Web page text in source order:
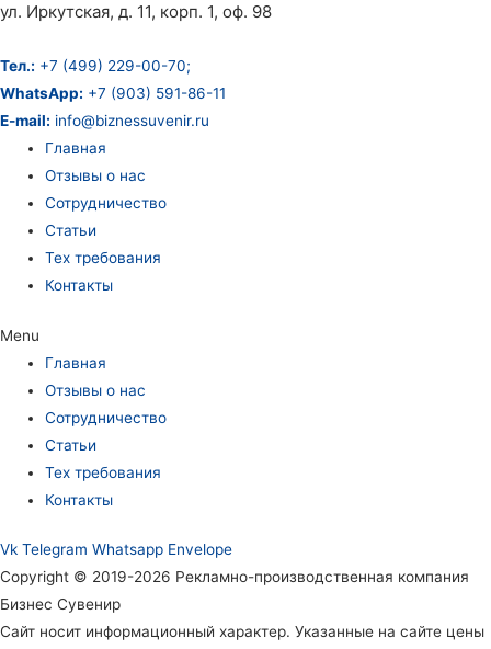
ул. Иркутская, д. 11, корп. 1, оф. 98
Тел.: +7 (499) 229-00-70;
WhatsApp: +7 (903) 591-86-11
E-mail: info@biznessuvenir.ru
Главная
Отзывы о нас
Сотрудничество
Статьи
Тех требования
Контакты
Menu
Главная
Отзывы о нас
Сотрудничество
Статьи
Тех требования
Контакты
Vk Telegram Whatsapp Envelope
Copyright © 2019-2026 Рекламно-производственная компания
Бизнес Сувенир
Сайт носит информационный характер. Указанные на сайте цены